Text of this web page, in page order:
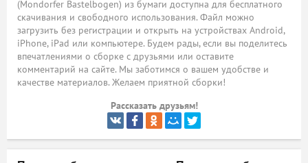
(Mondorfer Bastelbogen) из бумаги доступна для бесплатного
скачивания и свободного использования. Файл можно
загрузить без регистрации и открыть на устройствах Android,
iPhone, iPad или компьютере. Будем рады, если вы поделитесь
впечатлениями о сборке с друзьями или оставите
комментарий на сайте. Мы заботимся о вашем удобстве и
качестве материалов. Желаем приятной сборки!
Рассказать друзьям!